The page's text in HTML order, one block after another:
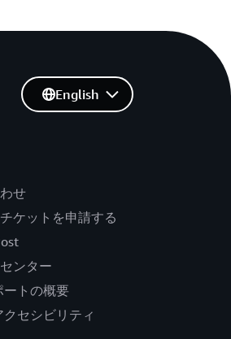
せ
ケットを申請する
ンター
ートの概要
クセシビリティ
English